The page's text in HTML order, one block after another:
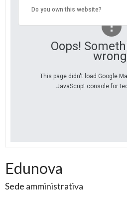
Oops!
This page didn't load Google
JavaScript console for
Do you own this website?
Edunova
Sede amministrativa